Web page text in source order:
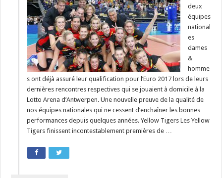
deux
équipes
national
es
dames
&
homme
s ont déjà assuré leur qualification pour l’Euro 2017 lors de leurs
dernières rencontres respectives qui se jouaient à domicile à la
Lotto Arena d’Antwerpen. Une nouvelle preuve de la qualité de
nos équipes nationales qui ne cessent d’enchaîner les bonnes
performances depuis quelques années. Yellow Tigers Les Yellow
Tigers finissent incontestablement premières de …